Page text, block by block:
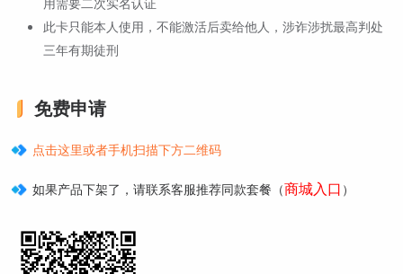
此卡只能本人使用，不能激活后卖给他人，涉诈涉扰最高判处
三年有期徒刑
免费申请
点击这里或者手机扫描下方二维码
如果产品下架了，请联系客服推荐同款套餐（商城入口 ）